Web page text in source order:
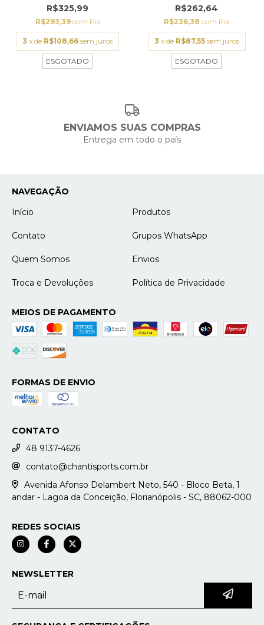
R$325,99
R$293,39 com Pix
3 x de R$108,66 sem juros
ESGOTADO
R$262,64
R$236,38 com Pix
3 x de R$87,55 sem juros
ESGOTADO
ENVIAMOS SUAS COMPRAS
Entrega em todo o país
NAVEGAÇÃO
Início
Produtos
Contato Grupos WhatsApp
Quem Somos Envios
Troca e Devoluções Política de Privacidade
MEIOS DE PAGAMENTO
FORMAS DE ENVIO
CONTATO
48 9137-4626
contato@chantisports.com.br
Avenida Afonso Delambert Neto, 540 - Bloco Beta, 1
andar - Lagoa da Conceição, Florianópolis - SC, 88062-000
REDES SOCIAIS
NEWSLETTER